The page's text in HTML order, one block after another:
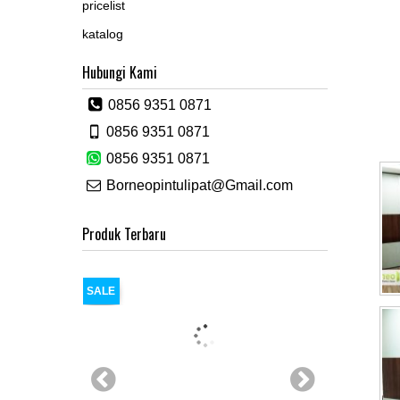
pricelist
katalog
Hubungi Kami
0856 9351 0871
0856 9351 0871
0856 9351 0871
Borneopintulipat@Gmail.com
Produk Terbaru
SALE